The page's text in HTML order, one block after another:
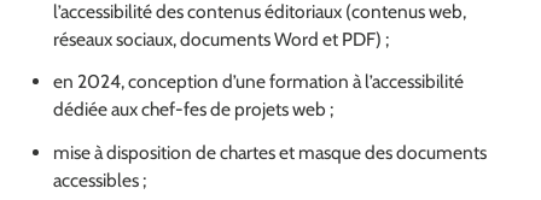
l’accessibilité des contenus éditoriaux (contenus web,
réseaux sociaux, documents Word et PDF) ;
en 2024, conception d’une formation à l’accessibilité
dédiée aux chef-fes de projets web ;
mise à disposition de chartes et masque des documents
accessibles ;